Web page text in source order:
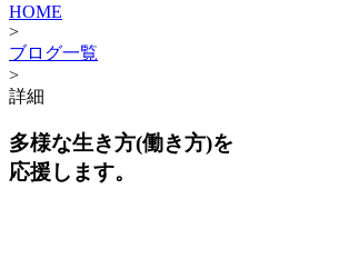
HOME
>
ブログ一覧
>
詳細
多様な生き方(働き方)を
応援します。